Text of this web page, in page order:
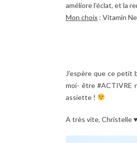
améliore l’éclat, et la
Mon choix : Vitamin
J’espère que ce
moi- être #ACTIVRE
assiette !
A très vite, Christelle ♥